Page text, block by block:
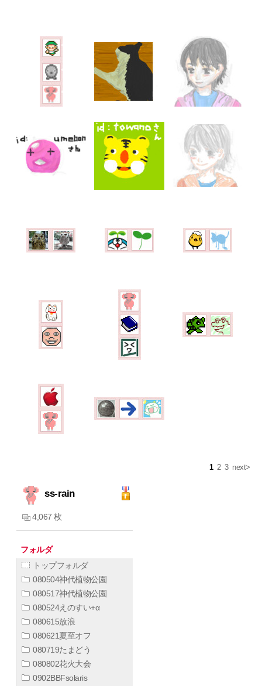
1 2 3 next>
ss-rain
4,067 枚
フォルダ
トップフォルダ
080504神代植物公園
080517神代植物公園
080524えのすい+α
080615放浪
080621夏至オフ
080719たまどう
080802花火大会
0902BBFsolaris